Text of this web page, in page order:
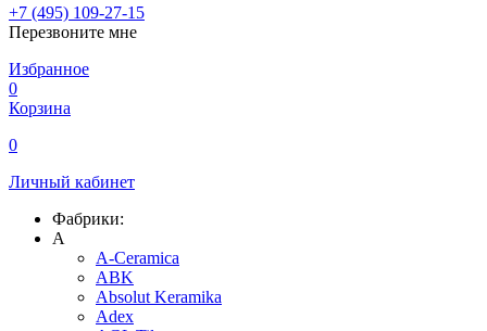
+7 (495) 109-27-15
Перезвоните мне
Избранное
0
Корзина
0
Личный кабинет
Фабрики:
A
A-Ceramica
ABK
Absolut Keramika
Adex